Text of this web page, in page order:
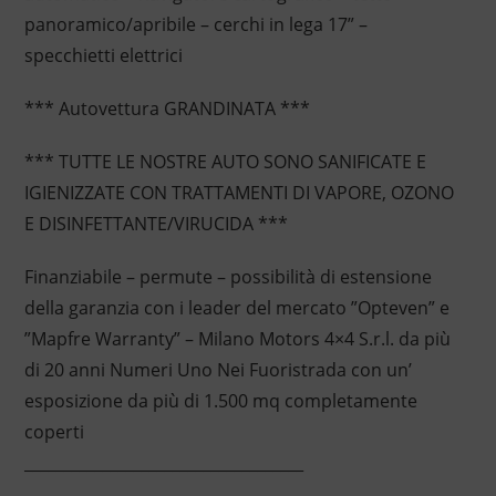
panoramico/apribile – cerchi in lega 17” –
specchietti elettrici
*** Autovettura GRANDINATA ***
*** TUTTE LE NOSTRE AUTO SONO SANIFICATE E
IGIENIZZATE CON TRATTAMENTI DI VAPORE, OZONO
E DISINFETTANTE/VIRUCIDA ***
Finanziabile – permute – possibilità di estensione
della garanzia con i leader del mercato ”Opteven” e
”Mapfre Warranty” – Milano Motors 4×4 S.r.l. da più
di 20 anni Numeri Uno Nei Fuoristrada con un’
esposizione da più di 1.500 mq completamente
coperti